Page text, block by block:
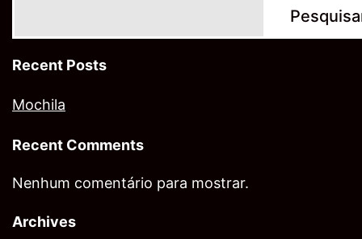
Recent Posts
Mochila
Recent Comments
Nenhum comentário para mostrar.
Archives